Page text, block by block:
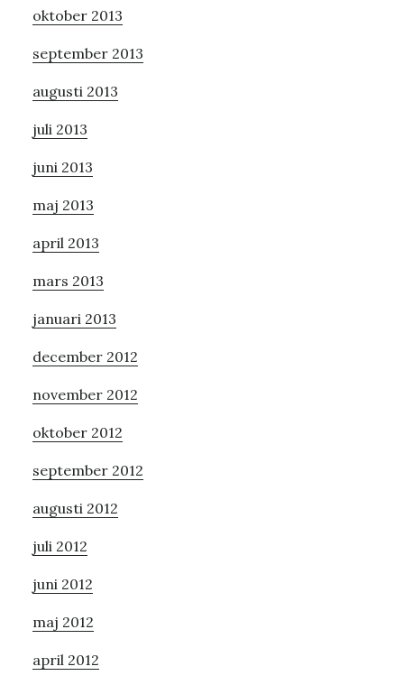
oktober 2013
september 2013
augusti 2013
juli 2013
juni 2013
maj 2013
april 2013
mars 2013
januari 2013
december 2012
november 2012
oktober 2012
september 2012
augusti 2012
juli 2012
juni 2012
maj 2012
april 2012